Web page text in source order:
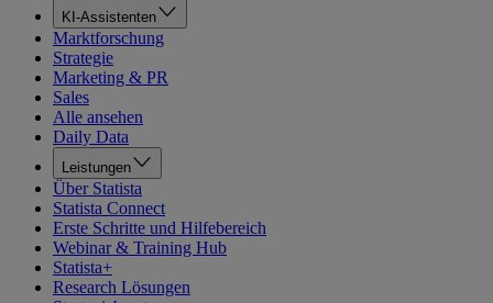
KI-Assistenten
Marktforschung
Strategie
Marketing & PR
Sales
Alle ansehen
Daily Data
Leistungen
Über Statista
Statista Connect
Erste Schritte und Hilfebereich
Webinar & Training Hub
Statista+
Research Lösungen